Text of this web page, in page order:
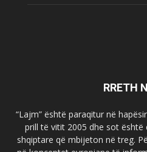
RRETH
“Lajm” është paraqitur në
prill të vitit 2005 dhe sot
shqiptare që mbijeton në treg.